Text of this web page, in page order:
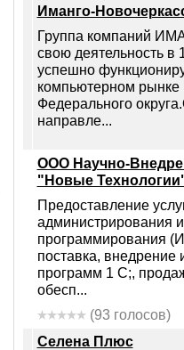
Иманго-
Группа компаний
свою деятельность в
успешно
компьютерном
Федерального
направле...
ООО Научно-
"Новые
Предоставление
администрирования и
программирования
поставка, внедрение
программ 1 С;,
обесп...
(93 голосов)
Селена Плюс